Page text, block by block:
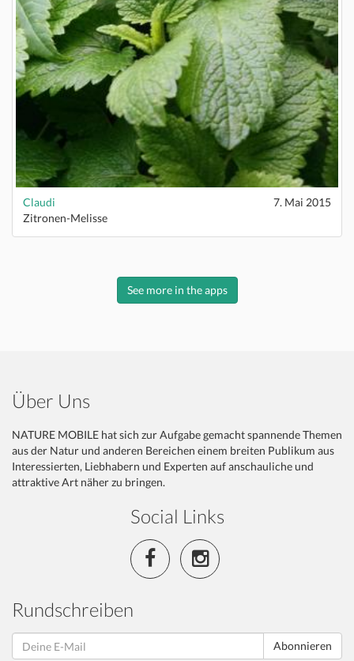
Claudi
7. Mai 2015
Zitronen-Melisse
See more in the apps
Über Uns
NATURE MOBILE hat sich zur Aufgabe gemacht spannende Themen
aus der Natur und anderen Bereichen einem breiten Publikum aus
Interessierten, Liebhabern und Experten auf anschauliche und
attraktive Art näher zu bringen.
Social Links
Rundschreiben
Abonnieren